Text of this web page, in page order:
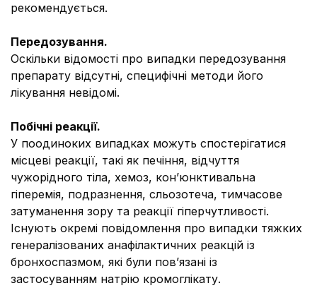
рекомендується.
Передозування.
Оскільки відомості про випадки передозування
препарату відсутні, специфічні методи його
лікування невідомі.
Побічні реакції.
У поодиноких випадках можуть спостерігатися
місцеві реакції, такі як печіння, відчуття
чужорідного тіла, хемоз, кон’юнктивальна
гіперемія, подразнення, сльозотеча, тимчасове
затуманення зору та реакції гіперчутливості.
Існують окремі повідомлення про випадки тяжких
генералізованих анафілактичних реакцій із
бронхоспазмом, які були пов’язані із
застосуванням натрію кромоглікату.